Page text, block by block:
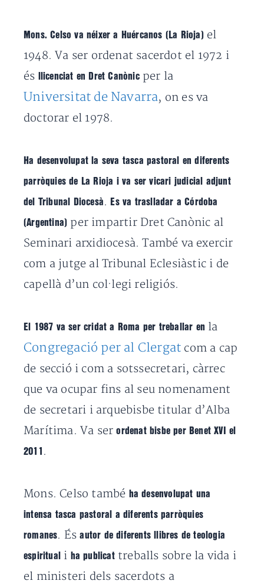
Mons. Celso va néixer a Huércanos (La Rioja) el
1948. Va ser ordenat sacerdot el 1972 i
és
llicenciat en Dret Canònicper la
Universitat de Navarra, on es va
doctorar el 1978.
Ha desenvolupat la seva tasca pastoral en diferents
parròquies de La Rioja i va ser vicari judicial adjunt
del Tribunal Diocesà .Es va traslladar a Córdoba
(Argentina) per impartir Dret Canònic al
Seminari arxidiocesà. També va exercir
com a jutge al Tribunal Eclesiàstic i de
capellà d’un col·legi religiós.
El 1987 va ser cridat a Roma per treballar en la
Congregació per al Clergat com a cap
de secció i com a sotssecretari, càrrec
que va ocupar fins al seu nomenament
de secretari i arquebisbe titular d’Alba
Marítima. Va serordenat bisbe per Benet XVI el
2011 .
Mons. Celso també ha desenvolupat una
intensa tasca pastoral a diferents parròquies
romanes. Ésautor de diferents llibres de teologia
espiritual i ha publicattreballs sobre la vida i
el ministeri dels sacerdots a